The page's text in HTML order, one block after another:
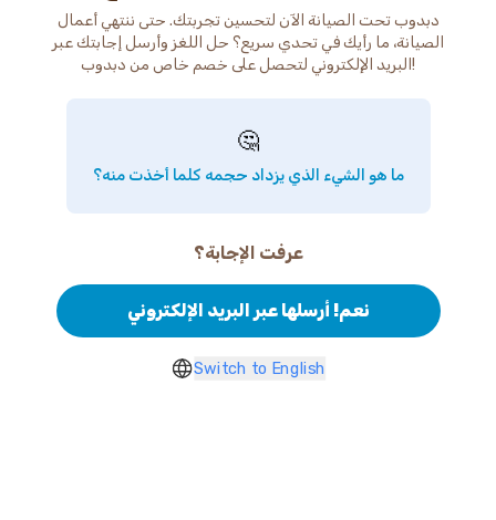
دبدوب تحت الصيانة الآن لتحسين تجربتك. حتى ننتهي أعمال
الصيانة، ما رأيك في تحدي سريع؟ حل اللغز وأرسل إجابتك عبر
البريد الإلكتروني لتحصل على خصم خاص من دبدوب!
🤔
ما هو الشيء الذي يزداد حجمه كلما أخذت منه؟
عرفت الإجابة؟
نعم! أرسلها عبر البريد الإلكتروني
Switch to English